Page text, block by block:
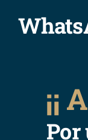
¡¡
Por